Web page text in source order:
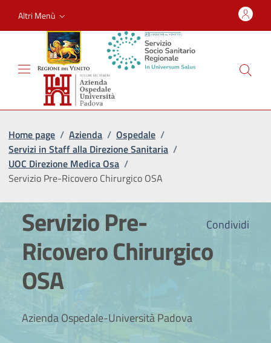
Altri Menù
Home page / Azienda / Ospedale /
Servizi in Staff alla Direzione Sanitaria /
UOC Direzione Medica Osa /
Servizio Pre-Ricovero Chirurgico OSA
Condividi
Servizio Pre-
Ricovero Chirurgico
OSA
Azienda Ospedale-Università Padova